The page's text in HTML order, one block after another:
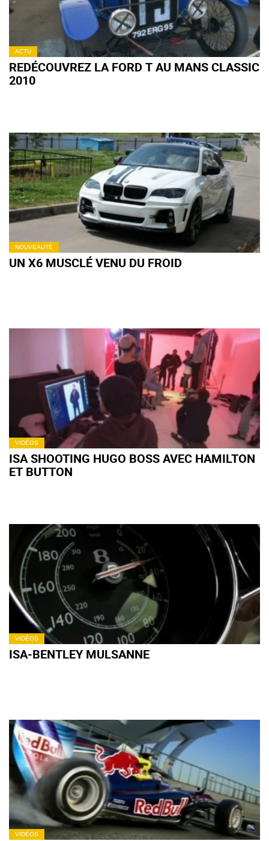
ACTU
REDÉCOUVREZ LA FORD T AU MANS CLASSIC
2010
NOUVEAUTÉ
UN X6 MUSCLÉ VENU DU FROID
VIDÉOS
ISA SHOOTING HUGO BOSS AVEC HAMILTON
ET BUTTON
VIDÉOS
ISA-BENTLEY MULSANNE
VIDÉOS